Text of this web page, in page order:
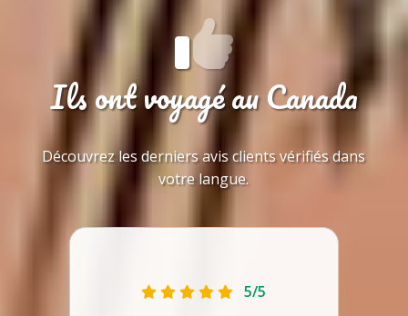
Ils ont voyagé au Canada
Découvrez les derniers avis clients vérifiés dans
votre langue.
5/5